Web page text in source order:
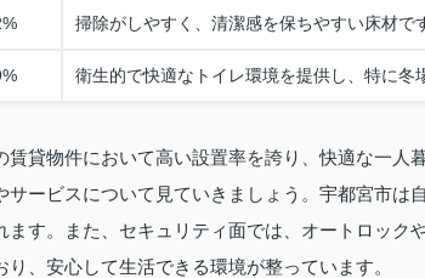
掃除がしやすく、清潔感を保ちやすい床材で
衛生的で快適なトイレ環境を提供し、特に冬
賃貸物件において高い設置率を誇り、快適な一人
サービスについて見ていきましょう。宇都宮市は
ます。また、セキュリティ面では、オートロック
り、安心して生活できる環境が整っています。